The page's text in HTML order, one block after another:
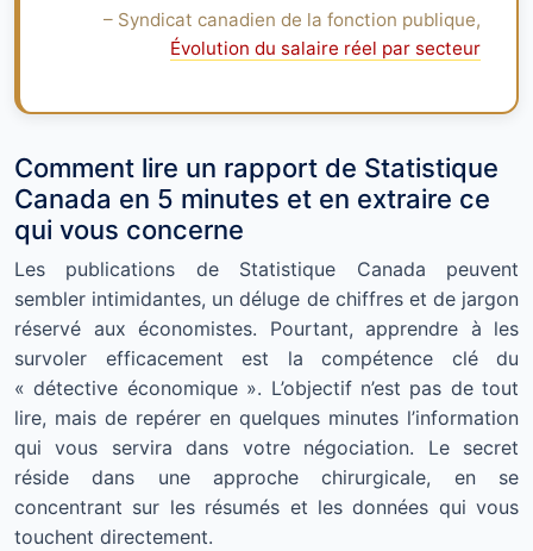
– Syndicat canadien de la fonction publique,
Évolution du salaire réel par secteur
Comment lire un rapport de Statistique
Canada en 5 minutes et en extraire ce
qui vous concerne
Les publications de Statistique Canada peuvent
sembler intimidantes, un déluge de chiffres et de jargon
réservé aux économistes. Pourtant, apprendre à les
survoler efficacement est la compétence clé du
« détective économique ». L’objectif n’est pas de tout
lire, mais de repérer en quelques minutes l’information
qui vous servira dans votre négociation. Le secret
réside dans une approche chirurgicale, en se
concentrant sur les résumés et les données qui vous
touchent directement.